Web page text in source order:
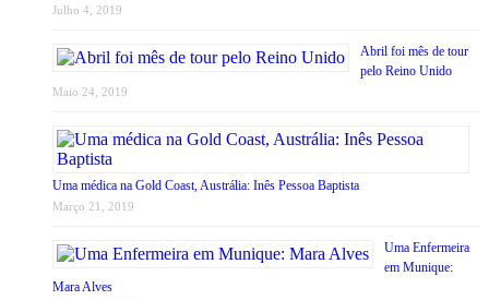
Julho 4, 2019
Abril foi mês de tour
pelo Reino Unido
Maio 24, 2019
Uma médica na Gold Coast, Austrália: Inês Pessoa Baptista
Março 21, 2019
Uma Enfermeira
em Munique:
Mara Alves